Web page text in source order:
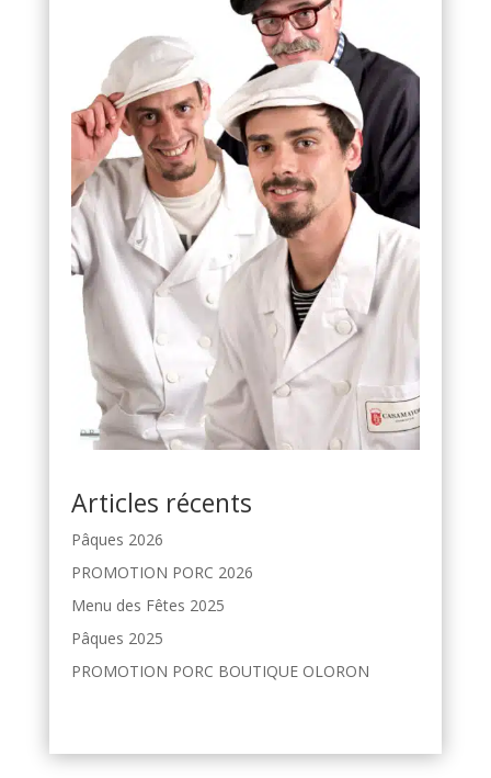
Articles récents
Pâques 2026
PROMOTION PORC 2026
Menu des Fêtes 2025
Pâques 2025
PROMOTION PORC BOUTIQUE OLORON